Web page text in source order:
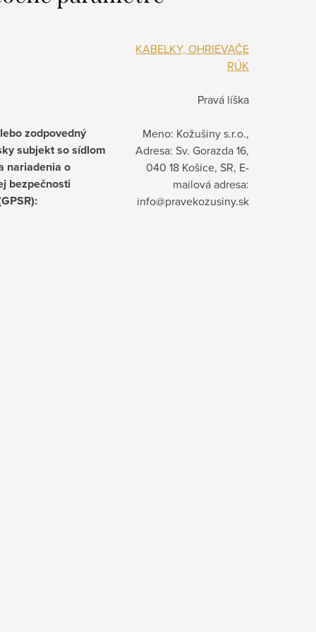
KABELKY, OHRIEVAČE
RÚK
Pravá líška
zodpovedný
subjekt so sídlom
nariadenia o
bezpečnosti
:
Meno: Kožušiny s.r.o.,
Adresa: Sv. Gorazda 16,
040 18 Košice, SR, E-
mailová adresa:
info@pravekozusiny.sk